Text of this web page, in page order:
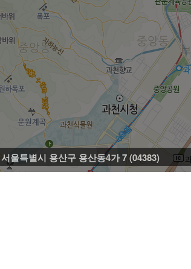
서울특별시 용산구 용산동4가 7 (04383)